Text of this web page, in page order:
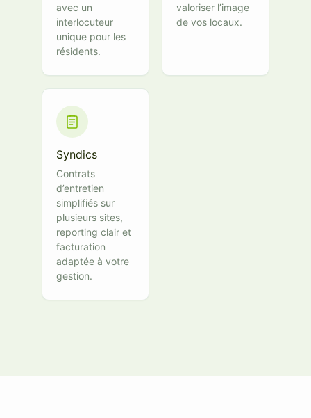
avec un
interlocuteur
unique pour les
résidents.
valoriser l’image
de vos locaux.
Syndics
Contrats
d’entretien
simplifiés sur
plusieurs sites,
reporting clair et
facturation
adaptée à votre
gestion.